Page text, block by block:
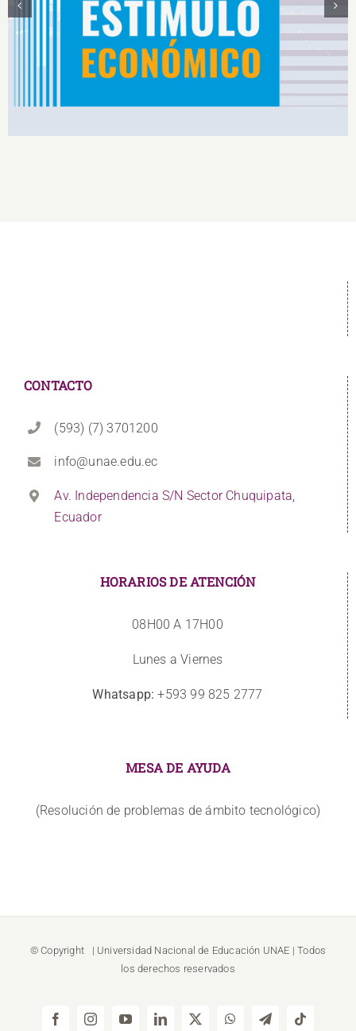
Estímulos Económicos para Deportistas de Alto
Rendimiento IS2026
CONTACTO
(593) (7) 3701200
info@unae.edu.ec
Av. Independencia S/N Sector Chuquipata,
Ecuador
HORARIOS DE ATENCIÓN
08H00 A 17H00
Lunes a Viernes
Whatsapp: +593 99 825 2777
MESA DE AYUDA
(Resolución de problemas de ámbito tecnológico)
© Copyright | Universidad Nacional de Educación UNAE | Todos
los derechos reservados
FacebookInstagramYouTubeLinkedIn
X WhatsAppTelegramTiktok